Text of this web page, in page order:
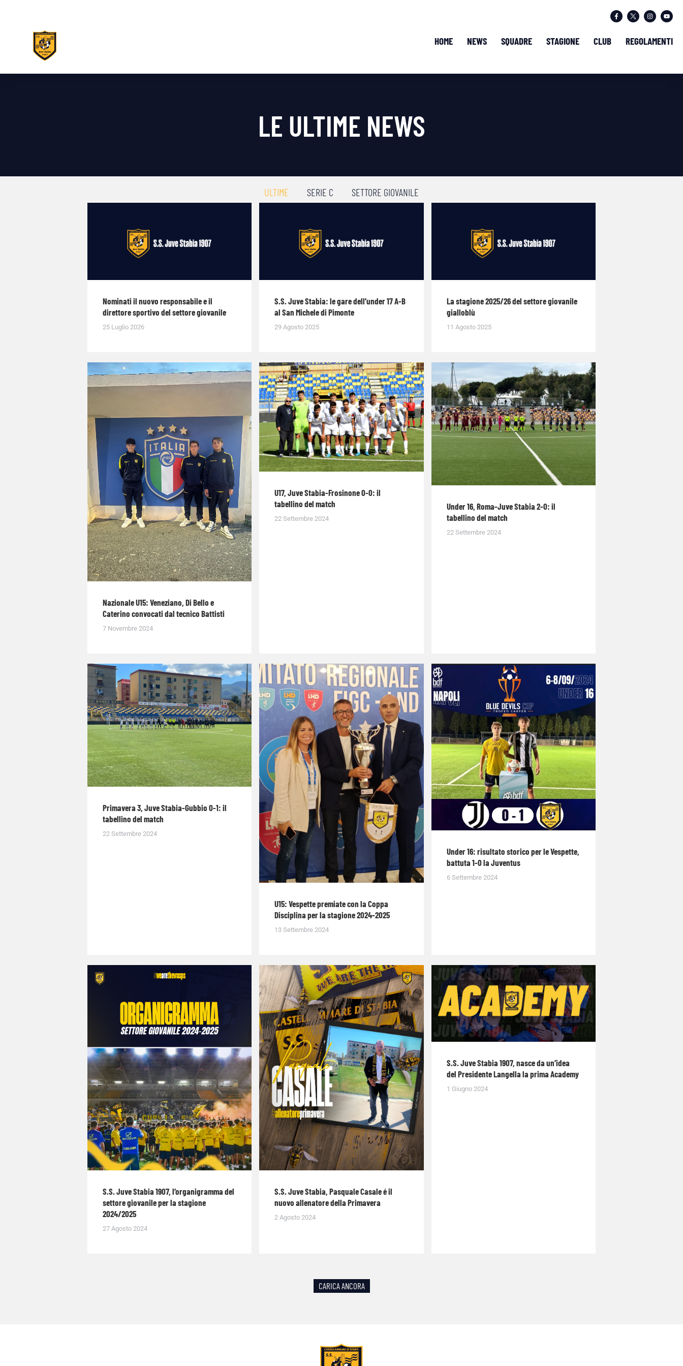
HOME NEWS SQUADRE STAGIONE CLUB REGOLAMENTI
LE ULTIME NEWS
ULTIME SERIE C SETTORE GIOVANILE
Nominati il nuovo responsabile e il
direttore sportivo del settore giovanile
25 Luglio 2026
S.S. Juve Stabia: le gare dell’under 17 A-B
al San Michele di Pimonte
29 Agosto 2025
La stagione 2025/26 del settore giovanile
gialloblù
11 Agosto 2025
Nazionale U15: Veneziano, Di Bello e
Caterino convocati dal tecnico Battisti
7 Novembre 2024
U17, Juve Stabia-Frosinone 0-0: il
tabellino del match
22 Settembre 2024
Under 16, Roma-Juve Stabia 2-0: il
tabellino del match
22 Settembre 2024
Primavera 3, Juve Stabia-Gubbio 0-1: il
tabellino del match
22 Settembre 2024
U15: Vespette premiate con la Coppa
Disciplina per la stagione 2024-2025
13 Settembre 2024
Under 16: risultato storico per le Vespette,
battuta 1-0 la Juventus
6 Settembre 2024
S.S. Juve Stabia 1907, l’organigramma del
settore giovanile per la stagione
2024/2025
27 Agosto 2024
S.S. Juve Stabia, Pasquale Casale é il
nuovo allenatore della Primavera
2 Agosto 2024
S.S. Juve Stabia 1907, nasce da un’idea
del Presidente Langella la prima Academy
1 Giugno 2024
CARICA ANCORA